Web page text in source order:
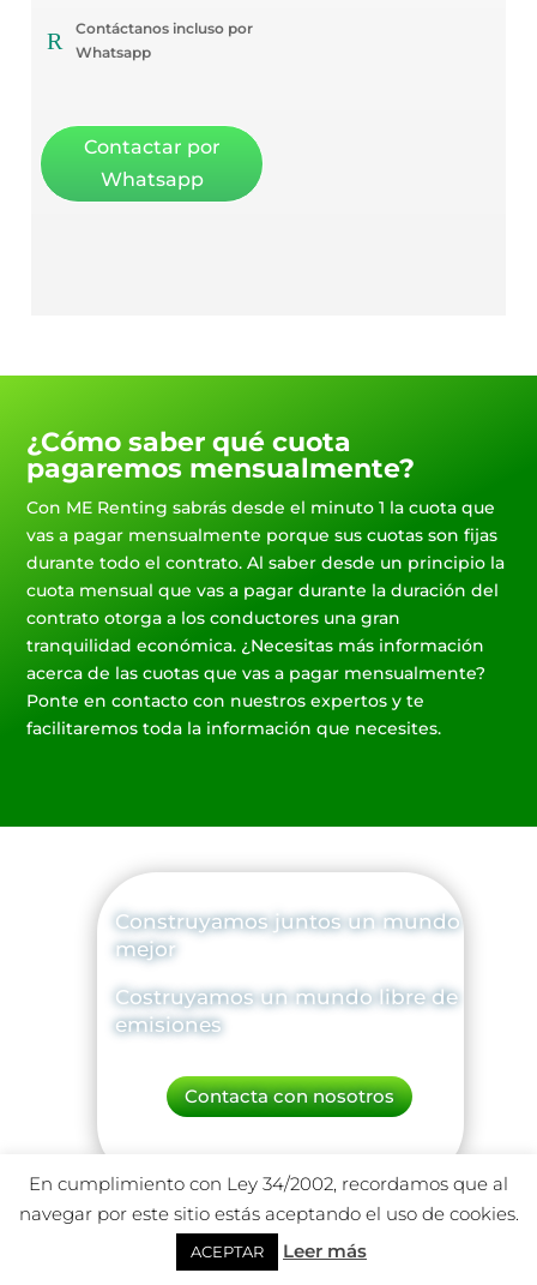
R
Contáctanos incluso por
Whatsapp
Contactar por
Whatsapp
¿Cómo saber qué cuota
pagaremos mensualmente?
Con ME Renting sabrás desde el minuto 1 la cuota que
vas a pagar mensualmente porque sus cuotas son fijas
durante todo el contrato. Al saber desde un principio la
cuota mensual que vas a pagar durante la duración del
contrato otorga a los conductores una gran
tranquilidad económica. ¿Necesitas más información
acerca de las cuotas que vas a pagar mensualmente?
Ponte en contacto con nuestros expertos y te
facilitaremos toda la información que necesites.
Construyamos juntos un mundo
mejor
Costruyamos un mundo libre de
emisiones
Contacta con nosotros
En cumplimiento con Ley 34/2002, recordamos que al
navegar por este sitio estás aceptando el uso de cookies.
ACEPTAR Leer más